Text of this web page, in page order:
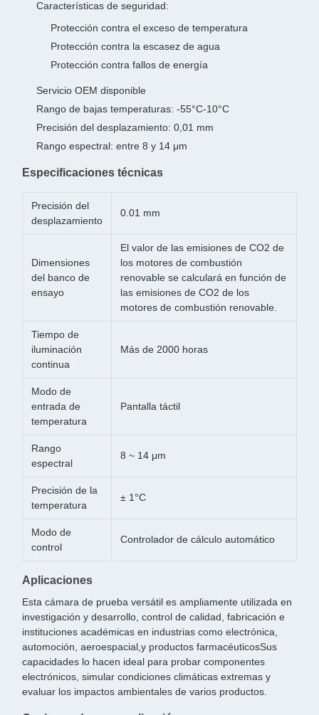
Características de seguridad:
Protección contra el exceso de temperatura
Protección contra la escasez de agua
Protección contra fallos de energía
Servicio OEM disponible
Rango de bajas temperaturas: -55°C-10°C
Precisión del desplazamiento: 0,01 mm
Rango espectral: entre 8 y 14 μm
Especificaciones técnicas
Precisión del
desplazamiento
0.01 mm
Dimensiones
del banco de
ensayo
El valor de las emisiones de CO2 de
los motores de combustión
renovable se calculará en función de
las emisiones de CO2 de los
motores de combustión renovable.
Tiempo de
iluminación
continua
Más de 2000 horas
Modo de
entrada de
temperatura
Pantalla táctil
Rango
espectral
8 ~ 14 μm
Precisión de la
temperatura
± 1°C
Modo de
control
Controlador de cálculo automático
Aplicaciones
Esta cámara de prueba versátil es ampliamente utilizada en
investigación y desarrollo, control de calidad, fabricación e
instituciones académicas en industrias como electrónica,
automoción, aeroespacial,y productos farmacéuticosSus
capacidades lo hacen ideal para probar componentes
electrónicos, simular condiciones climáticas extremas y
evaluar los impactos ambientales de varios productos.